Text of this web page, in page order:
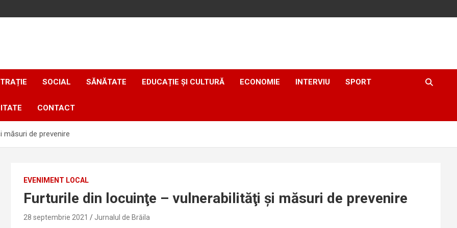
SOCIAL SĂNĂTATE EDUCAȚIE ȘI CULTURĂ ECONOMIE INTERVIU SPORT
CONTACT
măsuri de prevenire
EVENIMENT LOCAL
Furturile din locuinţe – vulnerabilităţi şi măsuri de prevenire
28 septembrie 2021 Jurnalul de Brăila